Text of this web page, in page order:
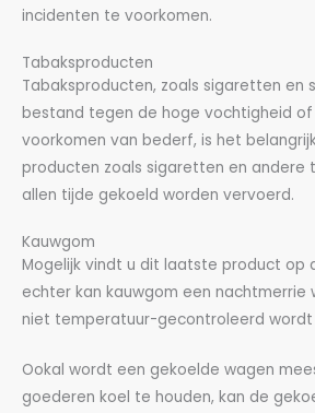
incidenten te voorkomen.
Tabaksproducten
Tabaksproducten, zoals sigaretten en
bestand tegen de hoge vochtigheid
voorkomen van bederf, is het
producten zoals sigaretten en andere
allen tijde gekoeld worden vervoerd.
Kauwgom
Mogelijk vindt u dit laatste product op
echter kan kauwgom een nachtmerrie
niet temperatuur-gecontroleerd
Ookal wordt een gekoelde wagen
goederen koel te houden, kan de